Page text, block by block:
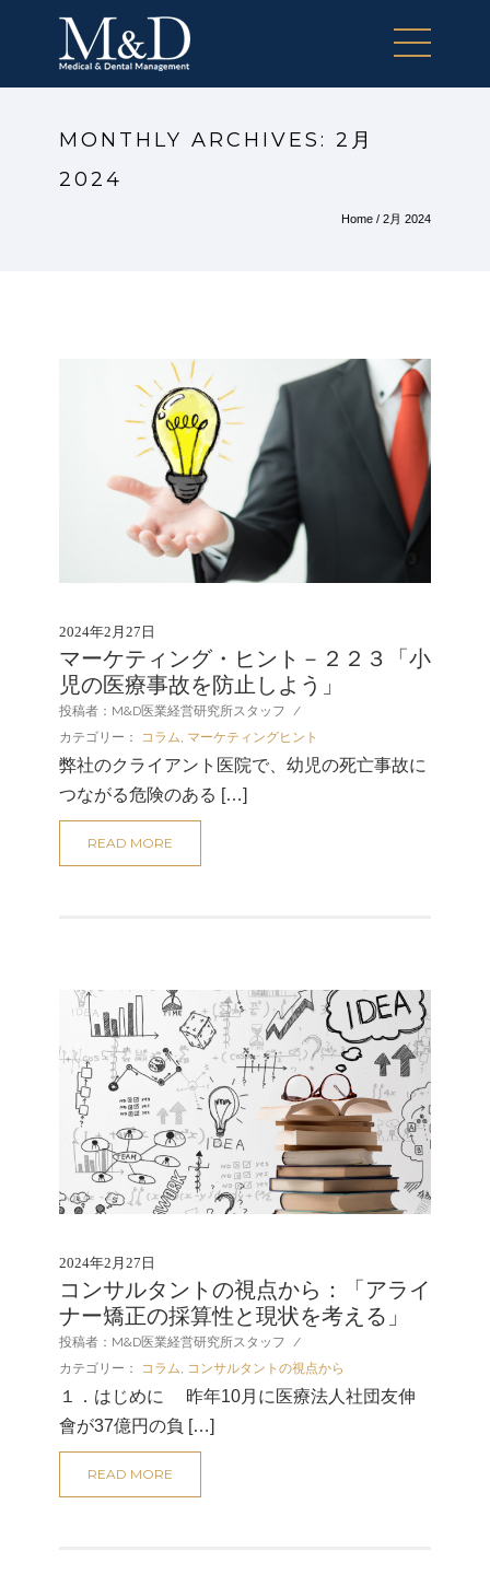
MONTHLY ARCHIVES: 2月
2024
Home / 2月 2024
2024年2月27日
マーケティング・ヒント－２２３「小
児の医療事故を防止しよう」
投稿者：M&D医業経営研究所スタッフ /
カテゴリー：
コラム, マーケティングヒント
弊社のクライアント医院で、幼児の死亡事故に
つながる危険のある […]
READ MORE
2024年2月27日
コンサルタントの視点から：「アライ
ナー矯正の採算性と現状を考える」
投稿者：M&D医業経営研究所スタッフ /
カテゴリー：
コラム, コンサルタントの視点から
１．はじめに 昨年10月に医療法人社団友伸
會が37億円の負 […]
READ MORE